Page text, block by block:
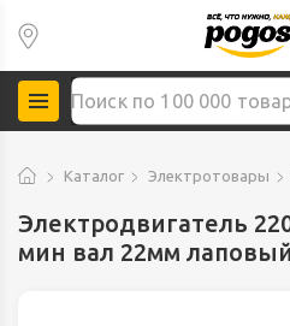
Каталог Электротовары
Электродвигатель
мин вал 22мм